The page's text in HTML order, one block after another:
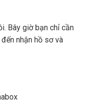
Bây giờ bạn chỉ cần
nhận hồ sơ và